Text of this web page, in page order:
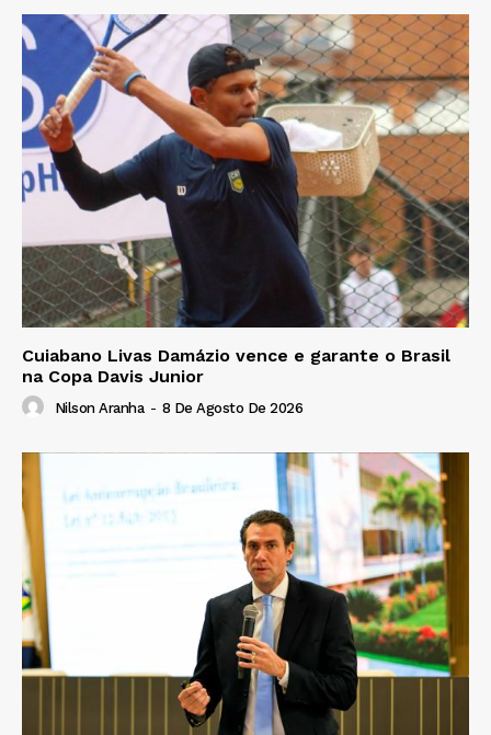
Cuiabano Livas Damázio vence e garante o Brasil
na Copa Davis Junior
Nilson Aranha - 8 De Agosto De 2026